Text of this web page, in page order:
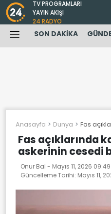
TV PROGRAMLARI
YAYIN AKIŞI
24 RADYO
SON DAKİKA
Anasayfa Dunya Fas
Fas açıklarında
askerinin cesedi
Onur Bal - Mayıs 11, 2026 09:49
Güncelleme Tarihi: Mayıs 11,